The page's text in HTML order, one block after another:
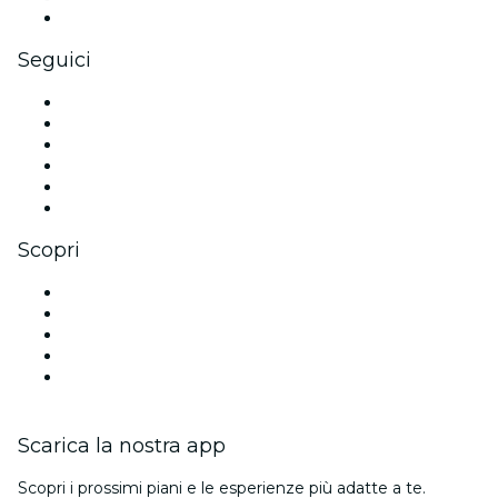
Seguici
Scopri
Scarica la nostra app
Scopri i prossimi piani e le esperienze più adatte a te.